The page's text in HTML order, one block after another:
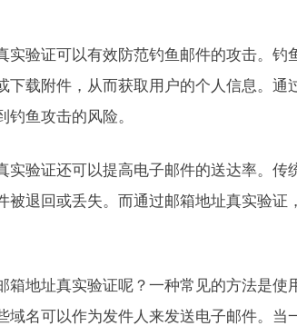
实验证可以有效防范钓鱼邮件的攻击。
下载附件，从而获取用户的个人信息。
钓鱼攻击的风险。
实验证还可以提高电子邮件的送达率。
被退回或丢失。而通过邮箱地址真实验
箱地址真实验证呢？一种常见的方法是
域名可以作为发件人来发送电子邮件。